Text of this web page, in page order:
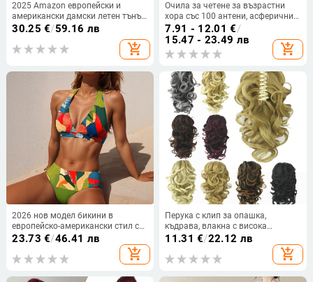
2025 Amazon европейски и
американски дамски летен тънък
полу-снадан дантелен блейзър с
30.25 €/59.16 лв
add_shopping_cart
Очила за четене за възрастни
хора със 100 антени, асферични
смолни лещи с висока
разделителна способност, мъже
и жени, против умора
7.91 - 12.01 €/
15.47 - 23.49 лв
add_shopping_cart
2026 нов модел бикини в
европейско-американски стил с
V-образно деколте, многоцветен
принт, висока еластичност,
двучастен плувен костюм
23.73 €/46.41 лв
add_shopping_cart
Перука с клип за опашка,
къдрава, влакна с висока
температура, модел MW062, стил
Европейски и Американски,
неподходяща за боядисване с
11.31 €/22.12 лв
add_shopping_cart